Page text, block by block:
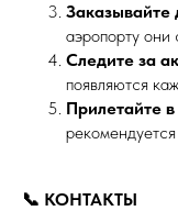
Заказывайте
аэропорту
Следите за
появляются
Прилетайте
📞 КОНТАКТЫ